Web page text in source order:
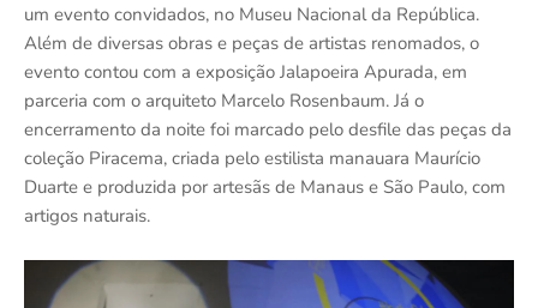
um evento convidados, no Museu Nacional da República.
Além de diversas obras e peças de artistas renomados, o
evento contou com a exposição Jalapoeira Apurada, em
parceria com o arquiteto Marcelo Rosenbaum. Já o
encerramento da noite foi marcado pelo desfile das peças da
coleção Piracema, criada pelo estilista manauara Maurício
Duarte e produzida por artesãs de Manaus e São Paulo, com
artigos naturais.